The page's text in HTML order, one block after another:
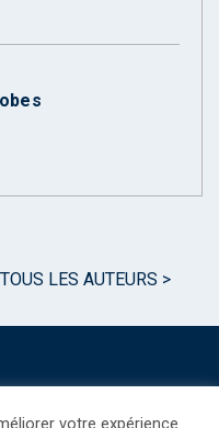
TOUS LES AUTEURS >
votre expérience